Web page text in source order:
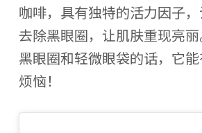
咖啡，具有独特的活力因子
去除黑眼圈，让肌肤重现亮
黑眼圈和轻微眼袋的话，它
烦恼！